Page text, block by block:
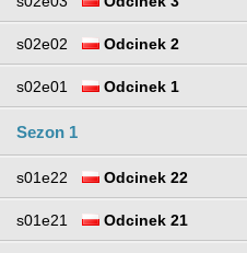
s02e02 Odcinek 2
s02e01 Odcinek 1
Sezon 1
s01e22 Odcinek 22
s01e21 Odcinek 21